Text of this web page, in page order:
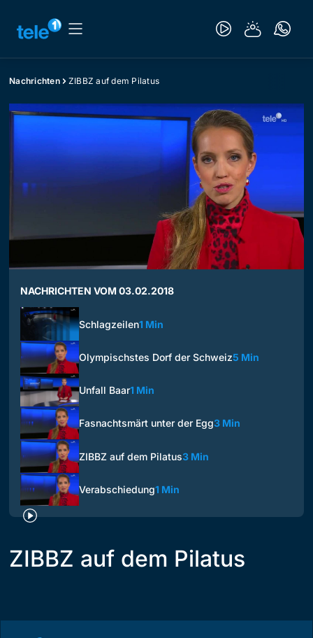
Nachrichten ZIBBZ auf dem Pilatus
NACHRICHTEN VOM 03.02.2018
Schlagzeilen1 Min
Olympischstes Dorf der Schweiz5 Min
Unfall Baar1 Min
Fasnachtsmärt unter der Egg3 Min
ZIBBZ auf dem Pilatus3 Min
Verabschiedung1 Min
ZIBBZ auf dem Pilatus